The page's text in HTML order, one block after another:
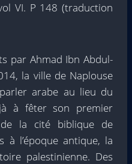
VI. P 148 (traduction
par Ahmad Ibn Abdul-
la ville de Naplouse
arabe au lieu du
à fêter son premier
la cité biblique de
à l’époque antique, la
palestinienne. Des